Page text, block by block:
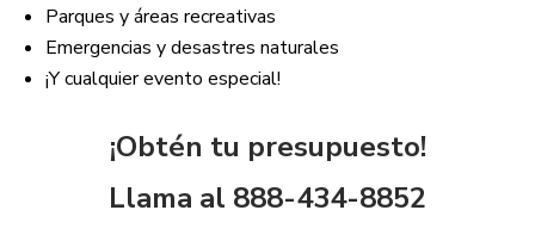
Parques y áreas recreativas
Emergencias y desastres naturales
¡Y cualquier evento especial!
¡Obtén tu presupuesto!
Llama al 888-434-8852